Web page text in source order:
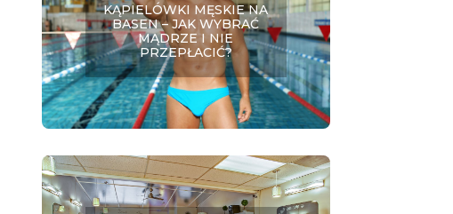
KĄPIELÓWKI MĘSKIE NA
BASEN – JAK WYBRAĆ
MĄDRZE I NIE
PRZEPŁACIĆ?